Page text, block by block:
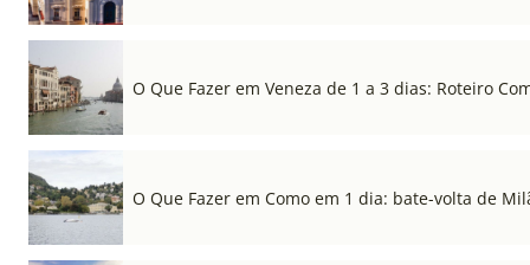
O Que Fazer em Veneza de 1 a 3 dias: Roteiro
O Que Fazer em Como em 1 dia: bate-volta de